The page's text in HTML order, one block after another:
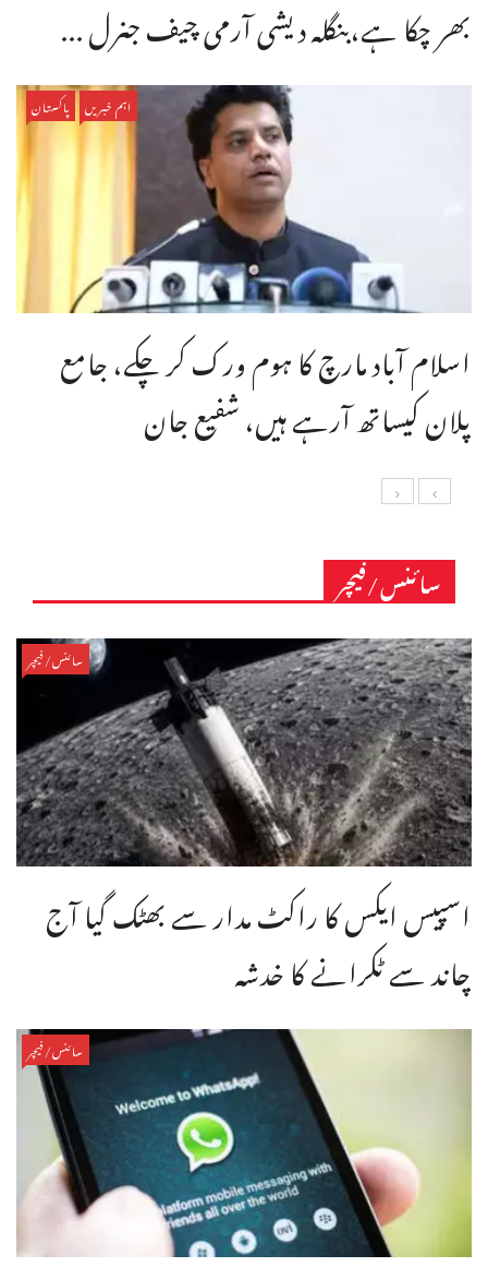
بھر چکا ہے،بنگله دیشی آرمی چیف جنرل ...
اہم خبریں پاکستان
اسلام آباد مارچ کا ہوم ورک کر چکے، جامع
پلان کیساتھ آرہے ہیں، شفیع جان
سائنس/فیچر
سائنس/فیچر
اسپیس ایکس کا راکٹ مدار سے بھٹک گیا آج
چاند سے ٹکرانے کا خدشہ
سائنس/فیچر